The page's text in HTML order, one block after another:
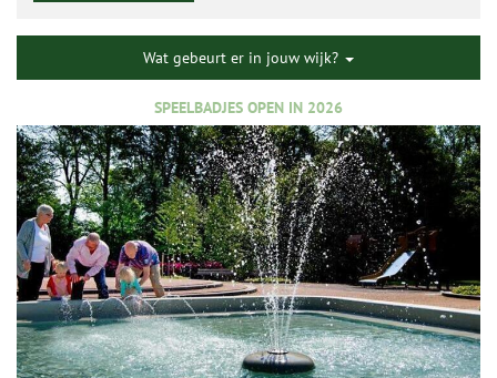
Wat gebeurt er in jouw wijk?
SPEELBADJES OPEN IN 2026